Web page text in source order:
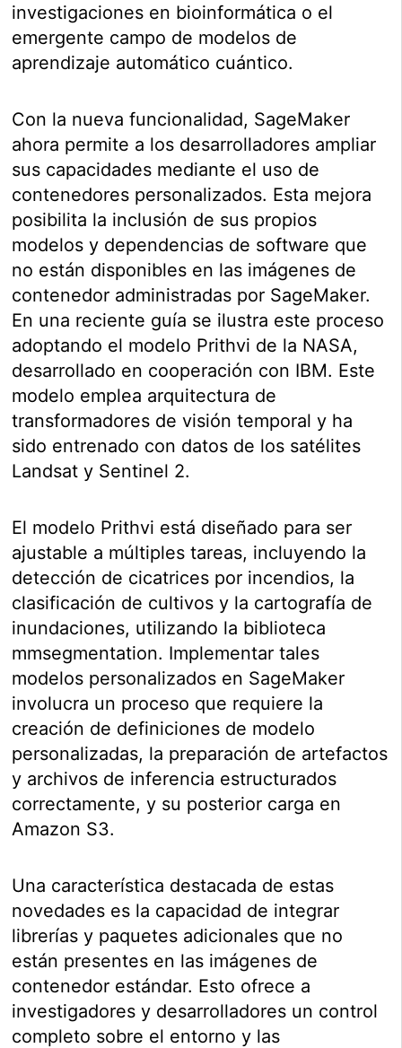
investigaciones en bioinformática o el
emergente campo de modelos de
aprendizaje automático cuántico.
Con la nueva funcionalidad, SageMaker
ahora permite a los desarrolladores ampliar
sus capacidades mediante el uso de
contenedores personalizados. Esta mejora
posibilita la inclusión de sus propios
modelos y dependencias de software que
no están disponibles en las imágenes de
contenedor administradas por SageMaker.
En una reciente guía se ilustra este proceso
adoptando el modelo Prithvi de la NASA,
desarrollado en cooperación con IBM. Este
modelo emplea arquitectura de
transformadores de visión temporal y ha
sido entrenado con datos de los satélites
Landsat y Sentinel 2.
El modelo Prithvi está diseñado para ser
ajustable a múltiples tareas, incluyendo la
detección de cicatrices por incendios, la
clasificación de cultivos y la cartografía de
inundaciones, utilizando la biblioteca
mmsegmentation. Implementar tales
modelos personalizados en SageMaker
involucra un proceso que requiere la
creación de definiciones de modelo
personalizadas, la preparación de artefactos
y archivos de inferencia estructurados
correctamente, y su posterior carga en
Amazon S3.
Una característica destacada de estas
novedades es la capacidad de integrar
librerías y paquetes adicionales que no
están presentes en las imágenes de
contenedor estándar. Esto ofrece a
investigadores y desarrolladores un control
completo sobre el entorno y las